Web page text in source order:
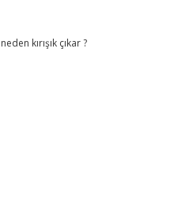
kırışık çıkar ?